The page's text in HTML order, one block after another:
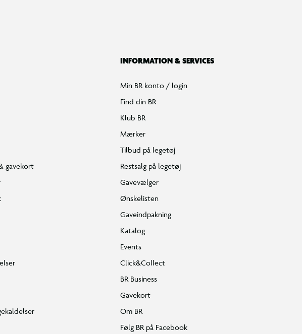
gavekort
INFORMATION & SERVICES
Min BR konto / login
Find din BR
Klub BR
Mærker
Tilbud på legetøj
Restsalg på legetøj
Gavevælger
Ønskelisten
Gaveindpakning
Katalog
Events
Click&Collect
BR Business
Gavekort
Om BR
Følg BR på Facebook